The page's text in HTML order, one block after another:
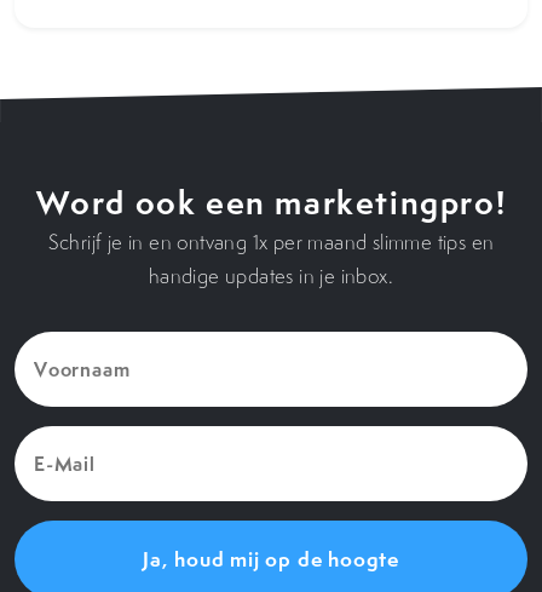
Word ook een marketingpro!
Schrijf je in en ontvang 1x per maand slimme tips en
handige updates in je inbox.
Voornaam
(Vereist)
E-
Mail
(Vereist)